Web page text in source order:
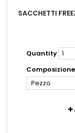
SACCHETTI
Quantity
Composizione
Pezzo